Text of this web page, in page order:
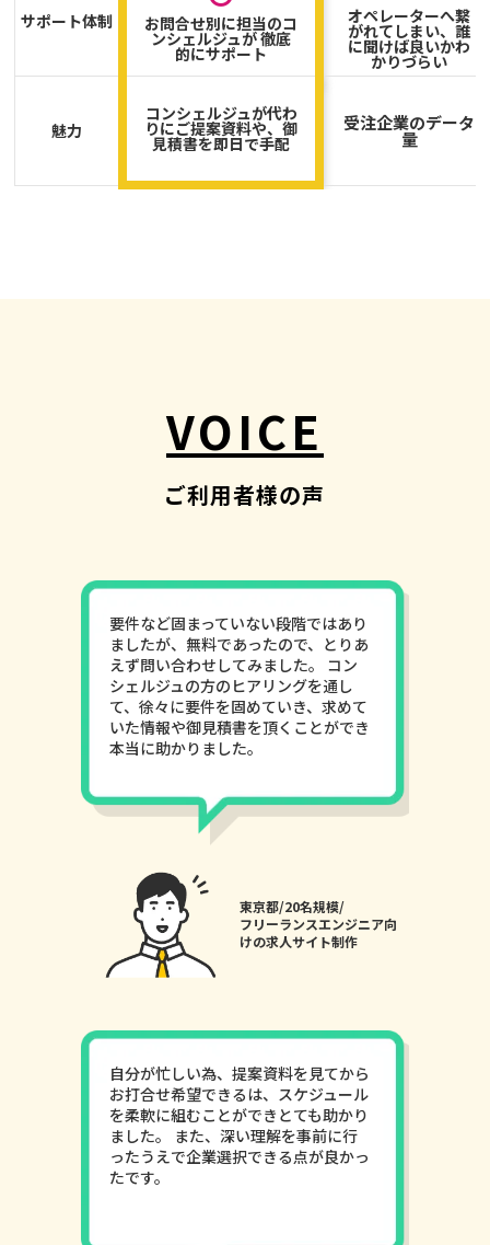
サポート体制 お問合せ別に担当のコ
ンシェルジュが 徹底
的にサポート
オペレーターへ繋
がれてしまい、誰
に聞けば良いかわ
かりづらい
魅力
コンシェルジュが代わ
りにご提案資料や、御
見積書を即日で手配
受注企業のデータ
量
VOICE
ご利用者様の声
要件など固まっていない段階ではあり
ましたが、無料であったので、とりあ
えず問い合わせしてみました。 コン
シェルジュの方のヒアリングを通し
て、徐々に要件を固めていき、求めて
いた情報や御見積書を頂くことができ
本当に助かりました。
東京都/20名規模/
フリーランスエンジニア向
けの求人サイト制作
自分が忙しい為、提案資料を見てから
お打合せ希望できるは、スケジュール
を柔軟に組むことができとても助かり
ました。 また、深い理解を事前に行
ったうえで企業選択できる点が良かっ
たです。